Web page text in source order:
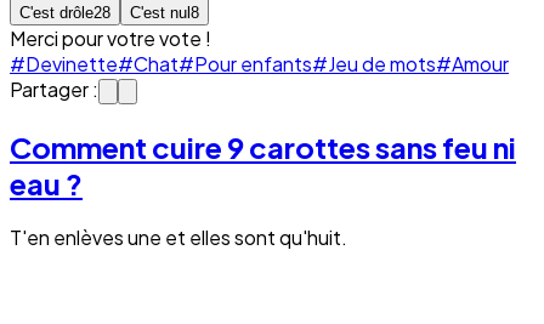
C'est drôle28 C'est nul8
Merci pour votre vote !
#Devinette#Chat#Pour enfants#Jeu de mots#Amour
Partager :
Comment cuire 9 carottes sans feu ni
eau ?
T'en enlèves une et elles sont qu'huit.